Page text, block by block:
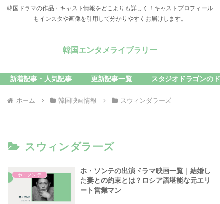
韓国ドラマの作品・キャスト情報をどこよりも詳しく！キャストプロフィール
もインスタや画像を引用して分かりやすくお届けします。
韓国エンタメライブラリー
新着記事・人気記事 更新記事一覧 スタジオドラゴンの
ホーム 韓国映画情報 スウィンダラーズ
スウィンダラーズ
ホ・ソンテ
ホ・ソンテの出演ドラマ映画一覧｜結婚し
た妻との約束とは？ロシア語堪能な元エリ
ート営業マン